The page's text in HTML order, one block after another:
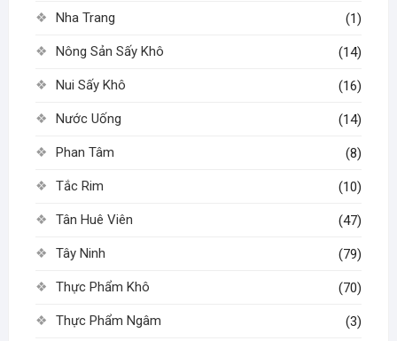
Nha Trang (1)
Nông Sản Sấy Khô (14)
Nui Sấy Khô (16)
Nước Uống (14)
Phan Tâm (8)
Tắc Rim (10)
Tân Huê Viên (47)
Tây Ninh (79)
Thực Phẩm Khô (70)
Thực Phẩm Ngâm (3)